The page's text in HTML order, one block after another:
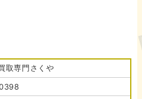
取専門さくや